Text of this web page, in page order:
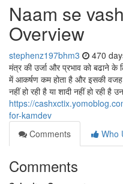
Naam se
Overview
stephenz197bhm3 470
मंत्र की उर्जा और प्रभाव को बढाने के
में आकर्षण कम होता है और इसकी वजह
नहीं हो रही है या शादी नहीं हो रही
https://
for-kamdev
Comments
Who
Comments